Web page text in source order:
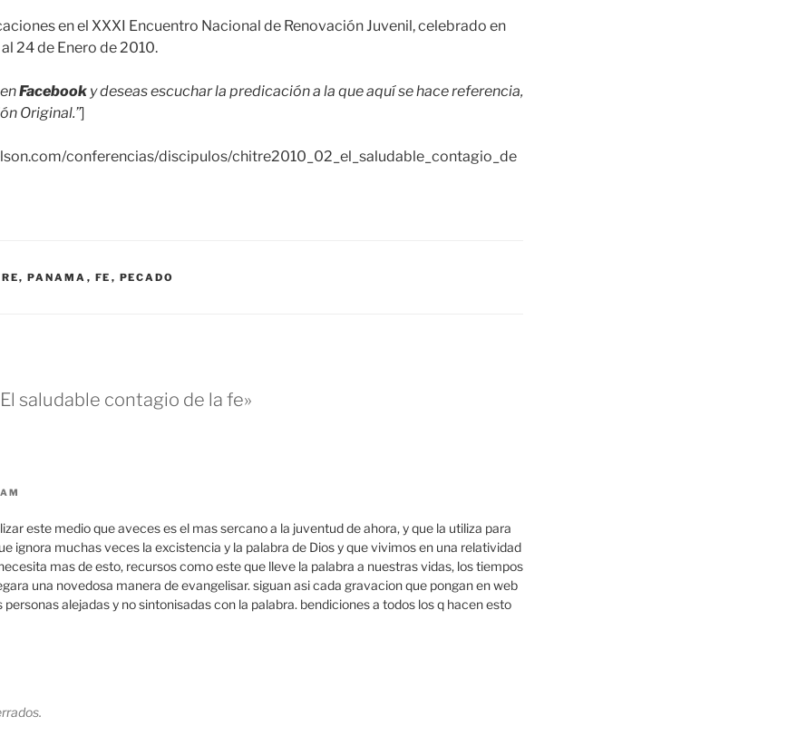
en el XXXI Encuentro Nacional de Renovación Juvenil, celebrado en
24 de Enero de 2010.
Facebook y deseas escuchar la predicación a la que aquí se hace referencia,
Original.”]
conferencias/discipulos/chitre2010_02_el_saludable_contagio_de
PANAMA , FE , PECADO
saludable contagio de la fe»
este medio que aveces es el mas sercano a la juventud de ahora, y que la utiliza para
ignora muchas veces la excistencia y la palabra de Dios y que vivimos en una relatividad
mas de esto, recursos como este que lleve la palabra a nuestras vidas, los tiempos
una novedosa manera de evangelisar. siguan asi cada gravacion que pongan en web
personas alejadas y no sintonisadas con la palabra. bendiciones a todos los q hacen esto